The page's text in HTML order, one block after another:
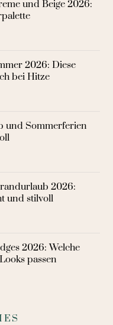
und Beige 2026:
2026: Diese
bei Hitze
und Sommerferien
2026:
und stilvoll
2026: Welche
passen